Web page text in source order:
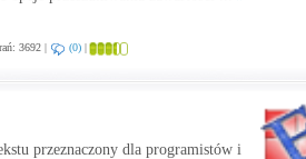
3692 | (0) |
przeznaczony dla programistów i